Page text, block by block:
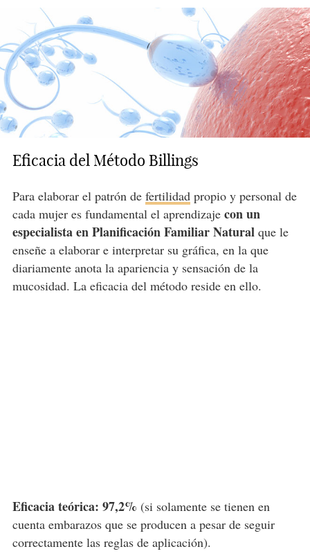
Eficacia del Método Billings
Para elaborar el patrón de fertilidadpropio y personal de
cada mujer es fundamental el aprendizaje con un
especialista en Planificación Familiar Naturalque le
enseñe a elaborar e interpretar su gráfica, en la que
diariamente anota la apariencia y sensación de la
mucosidad. La eficacia del método reside en ello.
Eficacia teórica: 97,2% (si solamente se tienen en
cuenta embarazos que se producen a pesar de seguir
correctamente las reglas de aplicación).